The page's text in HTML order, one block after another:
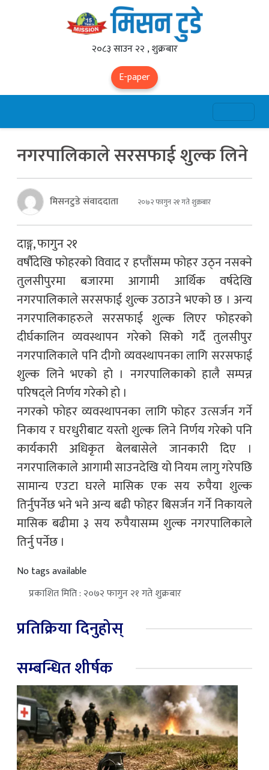
२०८३ साउन २२ , शुक्रबार
E-paper
नगरपालिकाले सरसफाई शुल्क लिने
मिसनटुडे संवाददाता २०७२ फागुन २१ गते शुक्रबार
दाङ्ग, फागुन २१
वर्षौदेखि फोहरको विवाद र हप्तौंसम्म फोहर उठ्न नसक्ने
तुलसीपुरमा बजारमा आगामी आर्थिक वर्षदेखि
नगरपालिकाले सरसफाई शुल्क उठाउने भएको छ । अन्य
नगरपालिकाहरुले सरसफाई शुल्क लिएर फोहरको
दीर्घकालिन व्यवस्थापन गरेको सिको गर्दै तुलसीपुर
नगरपालिकाले पनि दीगो व्यवस्थापनका लागि सरसफाई
शुल्क लिने भएको हो । नगरपालिकाको हालै सम्पन्न
परिषद्ले निर्णय गरेको हो ।
नगरको फोहर व्यवस्थापनका लागि फोहर उत्सर्जन गर्ने
निकाय र घरधुरीबाट यस्तो शुल्क लिने निर्णय गरेको पनि
कार्यकारी अधिकृत बेलबासेले जानकारी दिए ।
नगरपालिकाले आगामी साउनदेखि यो नियम लागु गरेपछि
सामान्य एउटा घरले मासिक एक सय रुपैया शुल्क
तिर्नुपर्नेछ भने भने अन्य बढी फोहर बिसर्जन गर्ने निकायले
मासिक बढीमा ३ सय रुपैयासम्म शुल्क नगरपालिकाले
तिर्नु पर्नेछ ।
No tags available
प्रकाशित मिति : २०७२ फागुन २१ गते शुक्रबार
प्रतिक्रिया दिनुहोस्
सम्बन्धित शीर्षक